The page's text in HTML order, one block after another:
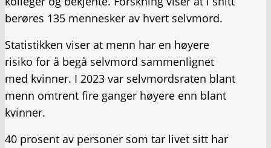
berøres 135 mennesker av hvert selvmord.
Statistikken viser at menn har en høyere
risiko for å begå selvmord sammenlignet
med kvinner. I 2023 var selvmordsraten blant
menn omtrent fire ganger høyere enn blant
kvinner.
40 prosent av personer som tar livet sitt har